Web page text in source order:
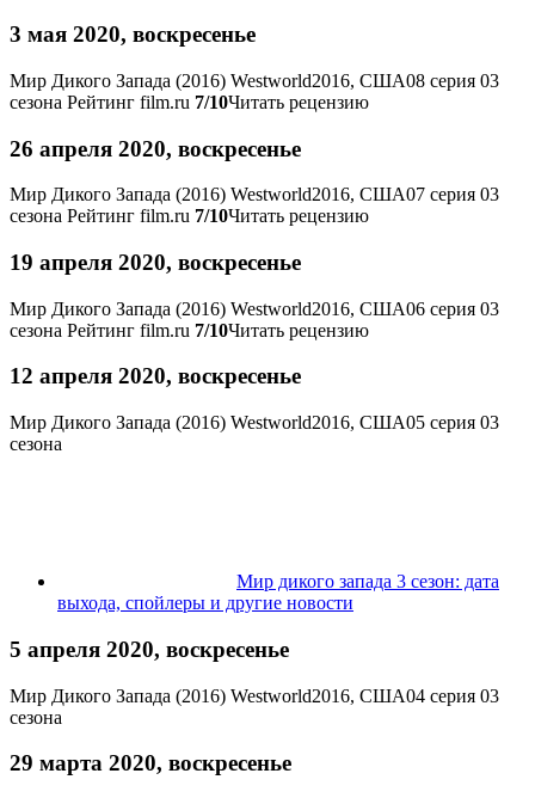
3 мая 2020, воскресенье
Мир Дикого Запада (2016) Westworld2016, США08 серия 03
сезона Рейтинг film.ru 7/10Читать рецензию
26 апреля 2020, воскресенье
Мир Дикого Запада (2016) Westworld2016, США07 серия 03
сезона Рейтинг film.ru 7/10Читать рецензию
19 апреля 2020, воскресенье
Мир Дикого Запада (2016) Westworld2016, США06 серия 03
сезона Рейтинг film.ru 7/10Читать рецензию
12 апреля 2020, воскресенье
Мир Дикого Запада (2016) Westworld2016, США05 серия 03
сезона
Мир дикого запада 3 сезон: дата
выхода, спойлеры и другие новости
5 апреля 2020, воскресенье
Мир Дикого Запада (2016) Westworld2016, США04 серия 03
сезона
29 марта 2020, воскресенье